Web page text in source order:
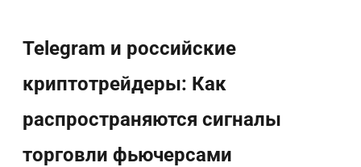
Telegram и российские
криптотрейдеры: Как
распространяются сигналы
торговли фьючерсами